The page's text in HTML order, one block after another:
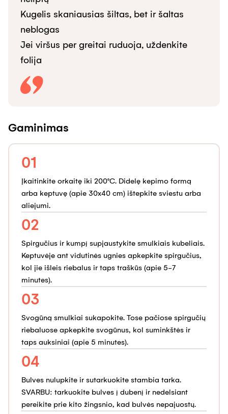
Kugelis skaniausias šiltas, bet ir šaltas
neblogas
Jei viršus per greitai ruduoja, uždenkite
folija
Gaminimas
01
Įkaitinkite orkaitę iki 200°C. Didelę kepimo formą
arba keptuvę (apie 30x40 cm) ištepkite sviestu arba
aliejumi.
02
Spirgučius ir kumpį supjaustykite smulkiais kubeliais.
Keptuvėje ant vidutinės ugnies apkepkite spirgučius,
kol jie išleis riebalus ir taps traškūs (apie 5-7
minutes).
03
Svogūną smulkiai sukapokite. Tose pačiose spirgučių
riebaluose apkepkite svogūnus, kol suminkštės ir
taps auksiniai (apie 5 minutes).
04
Bulves nulupkite ir sutarkuokite stambia tarka.
SVARBU: tarkuokite bulves į dubenį ir nedelsiant
pereikite prie kito žingsnio, kad bulvės nepajuostų.